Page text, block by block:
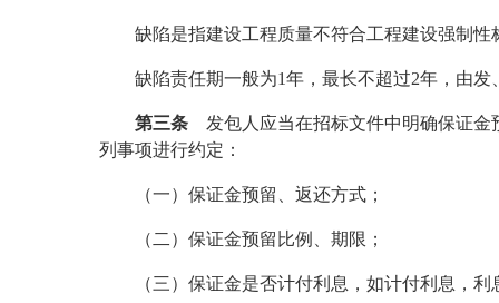
缺陷是指建设工程质量不符合工程建设强制
缺陷责任期一般为1年，最长不超过2年，由发
第三条发包人应当在招标文件中明确保证金
列事项进行约定：
（一）保证金预留、返还方式；
（二）保证金预留比例、期限；
（三）保证金是否计付利息，如计付利息，利